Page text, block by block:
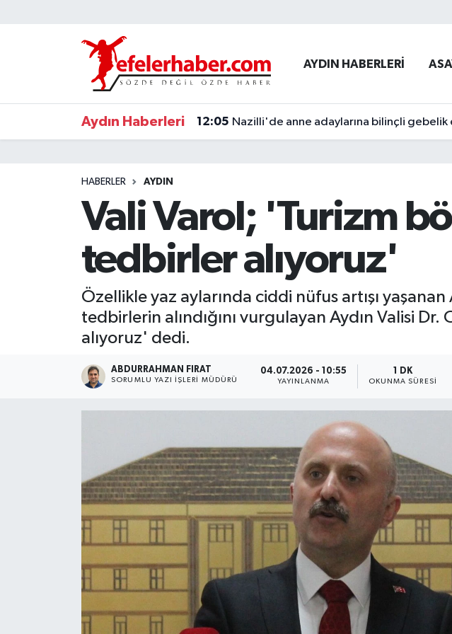
AYDIN HABERLERİ
Aydın Haberleri 12:05 Nazilli'de anne adaylarına bilinçli
HABERLER AYDIN
Vali Varol; 'Turizm
tedbirler alıyoruz'
Özellikle yaz aylarında ciddi nüfus artışı
tedbirlerin alındığını vurgulayan Aydın Valisi
alıyoruz' dedi.
ABDURRAHMAN FIRAT
SORUMLU YAZI İŞLERI MÜDÜRÜ
04.07.2026 - 10:55
YAYINLANMA
1 DK
OKUNMA SÜRESI
Nöbetçi Eczaneler
Hava Durumu
Aydin Namaz Vakitleri
Süper Lig Puan Durumu ve Fikstür
Tüm Manşetler
Son Dakika Haberleri
Haber Arşivi